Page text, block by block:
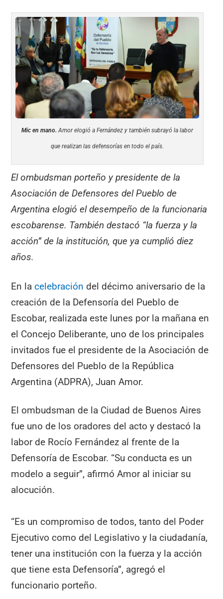
Mic en mano. Amor elogió a Fernández y también subrayó la labor
que realizan las defensorías en todo el país.
El ombudsman porteño y presidente de la
Asociación de Defensores del Pueblo de
Argentina elogió el desempeño de la funcionaria
escobarense. También destacó “la fuerza y la
acción” de la institución, que ya cumplió diez
años.
En lacelebración del décimo aniversario de la
creación de la Defensoría del Pueblo de
Escobar, realizada este lunes por la mañana en
el Concejo Deliberante, uno de los principales
invitados fue el presidente de la Asociación de
Defensores del Pueblo de la República
Argentina (ADPRA), Juan Amor.
El ombudsman de la Ciudad de Buenos Aires
fue uno de los oradores del acto y destacó la
labor de Rocío Fernández al frente de la
Defensoría de Escobar. “Su conducta es un
modelo a seguir”, afirmó Amor al iniciar su
alocución.
“Es un compromiso de todos, tanto del Poder
Ejecutivo como del Legislativo y la ciudadanía,
tener una institución con la fuerza y la acción
que tiene esta Defensoría”, agregó el
funcionario porteño.